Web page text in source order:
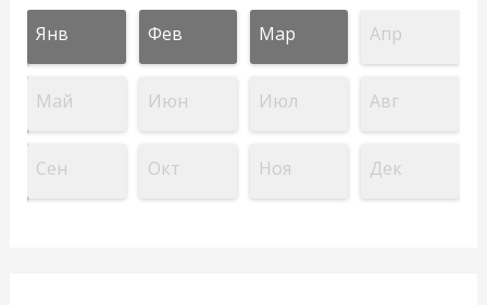
Янв Фев Мар Апр
Май Июн Июл Авг
Сен Окт Ноя Дек